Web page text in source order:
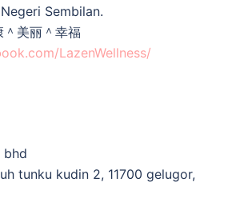
Sembilan.
美丽＾幸福
LazenWellness/
bhd
tunku kudin 2, 11700 gelugor,